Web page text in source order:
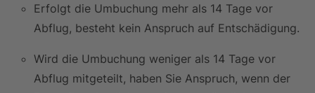
Erfolgt die Umbuchung mehr als 14 Tage vor
Abflug, besteht kein Anspruch auf Entschädigung.
Wird die Umbuchung weniger als 14 Tage vor
Abflug mitgeteilt, haben Sie Anspruch, wenn der